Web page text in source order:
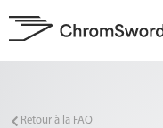
Retour à la FAQ